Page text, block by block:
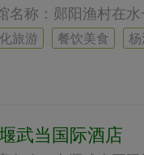
旅游 餐饮美食
武当国际酒店